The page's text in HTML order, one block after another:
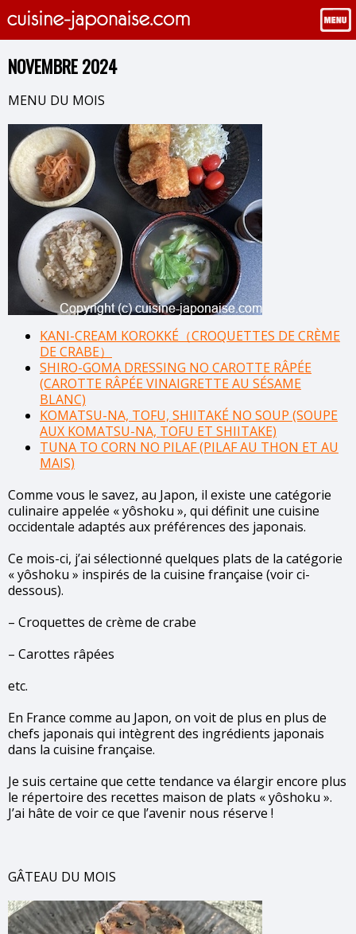
NOVEMBRE 2024
MENU DU MOIS
KANI-CREAM KOROKKÉ（CROQUETTES DE CRÈME
DE CRABE）
SHIRO-GOMA DRESSING NO CAROTTE RÂPÉE
(CAROTTE RÂPÉE VINAIGRETTE AU SÉSAME
BLANC)
KOMATSU-NA, TOFU, SHIITAKÉ NO SOUP (SOUPE
AUX KOMATSU-NA, TOFU ET SHIITAKE)
TUNA TO CORN NO PILAF (PILAF AU THON ET AU
MAIS)
Comme vous le savez, au Japon, il existe une catégorie
culinaire appelée « yôshoku », qui définit une cuisine
occidentale adaptés aux préférences des japonais.
Ce mois-ci, j’ai sélectionné quelques plats de la catégorie
« yôshoku » inspirés de la cuisine française (voir ci-
dessous).
– Croquettes de crème de crabe
– Carottes râpées
etc.
En France comme au Japon, on voit de plus en plus de
chefs japonais qui intègrent des ingrédients japonais
dans la cuisine française.
Je suis certaine que cette tendance va élargir encore plus
le répertoire des recettes maison de plats « yôshoku ».
J’ai hâte de voir ce que l’avenir nous réserve !
GÂTEAU DU MOIS